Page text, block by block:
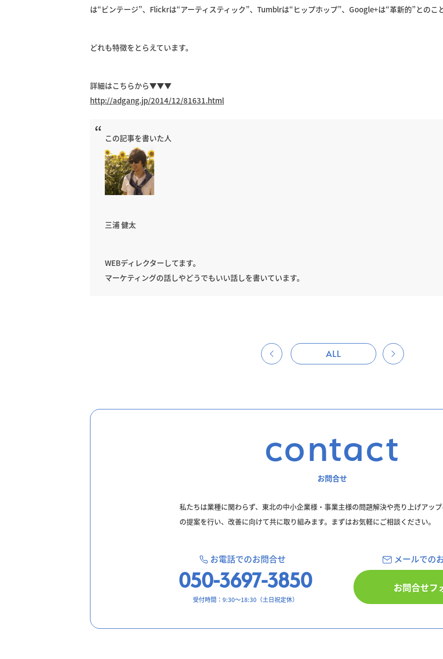
は“ビンテージ”、Flickrは“アーティスティック”、Tumblrは“ヒップホップ”、Google+は“革新的”とのこと
どれも特徴をとらえています。
詳細はこちらから▼▼▼
http://adgang.jp/2014/12/81631.html
この記事を書いた人
三浦 健太
WEBディレクターしてます。
マーケティングの話しやどうでもいい話しを書いています。
ALL
contact
お問合せ
私たちは業種に関わらず、東北の中小企業様・事業主様の問題解決や売り上げアッ
の提案を行い、改善に向けて共に取り組みます。まずはお気軽にご相談ください。
お電話でのお問合せ
050-3697-3850
受付時間：9:30〜18:30（土日祝定休）
メールでの
お問合せフ